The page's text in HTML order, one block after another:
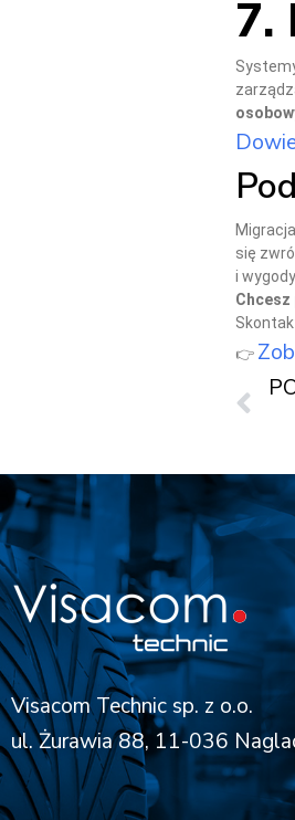
7.
się
i
👉
Visacom Technic sp. z o.o.
ul. Żurawia 88, 11-036